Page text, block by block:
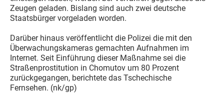
Zeugen geladen. Bislang sind auch zwei deutsche
Staatsbürger vorgeladen worden.
Darüber hinaus veröffentlicht die Polizei die mit den
Überwachungskameras gemachten Aufnahmen im
Internet. Seit Einführung dieser Maßnahme sei die
Straßenprostitution in Chomutov um 80 Prozent
zurückgegangen, berichtete das Tschechische
Fernsehen. (nk/gp)